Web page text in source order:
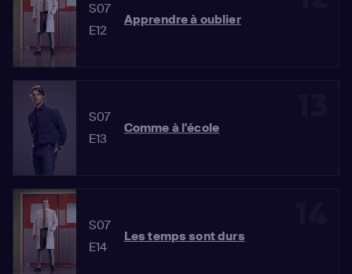
S07
E12
Apprendre à oublier
S07
E13
Comme à l'école
S07
E14
Les temps sont durs